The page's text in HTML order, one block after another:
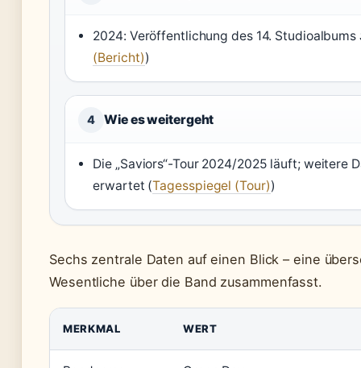
2024: Veröffentlichung des 14. Studioalbums
(Bericht))
4 Wie es weitergeht
Die „Saviors“-Tour 2024/2025 läuft; weitere
erwartet (Tagesspiegel (Tour))
Sechs zentrale Daten auf einen Blick – eine
Wesentliche über die Band zusammenfasst.
MERKMAL WERT